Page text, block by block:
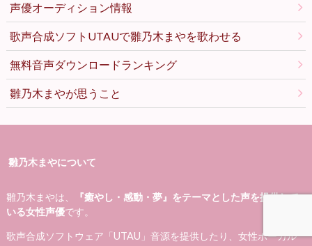
声優オーディション情報
歌声合成ソフトUTAUで雛乃木まやを歌わせる
無料音声ダウンロードランキング
雛乃木まやが思うこと
雛乃木まやについて
雛乃木まやは、
『癒やし・感動・夢』をテーマとした声を提供して
いる女性声優です。
歌声合成ソフトウェア「UTAU」音源を提供したり、女性ボーカル